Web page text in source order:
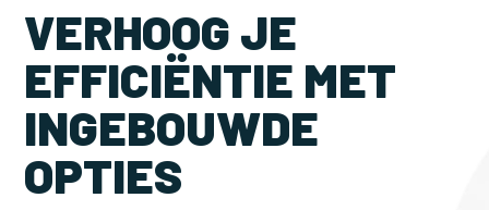
VERHOOG JE
EFFICIËNTIE MET
INGEBOUWDE
OPTIES